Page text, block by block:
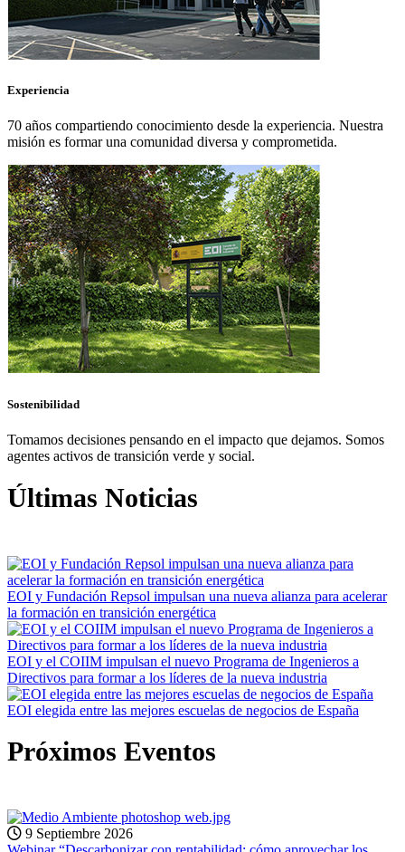
Experiencia
70 años compartiendo conocimiento desde la experiencia. Nuestra
misión es formar una comunidad diversa y comprometida.
Sostenibilidad
Tomamos decisiones pensando en el impacto que dejamos. Somos
agentes activos de transición verde y social.
Últimas Noticias
EOI y Fundación Repsol impulsan una nueva alianza para acelerar
la formación en transición energética
EOI y el COIIM impulsan el nuevo Programa de Ingenieros a
Directivos para formar a los líderes de la nueva industria
EOI elegida entre las mejores escuelas de negocios de España
Próximos Eventos
9 Septiembre 2026